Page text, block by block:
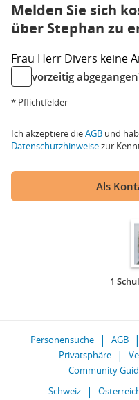
Melden Sie sich
über Stephan zu
Frau Herr Divers keine
vorzeitig
* Pflichtfelder
Ich akzeptiere dieAGB und
Datenschutzhinweisezur
Als
1
Personensuche AGB
Privatsphäre
Community
Schweiz